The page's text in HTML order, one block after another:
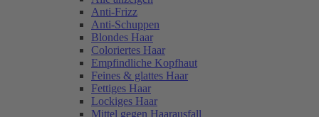
Anti-Frizz
Anti-Schuppen
Blondes Haar
Coloriertes Haar
Empfindliche Kopfhaut
Feines & glattes Haar
Fettiges Haar
Lockiges Haar
Mittel gegen Haarausfall